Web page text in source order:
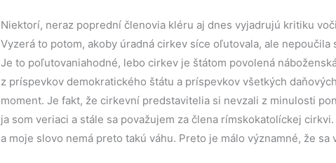
Niektorí, neraz poprední členovia kléru aj dnes vyjadrujú kritiku
Vyzerá to potom, akoby úradná cirkev síce oľutovala, ale nepoučila
Je to poľutovaniahodné, lebo cirkev je štátom povolená
z príspevkov demokratického štátu a príspevkov všetkých
moment. Je fakt, že cirkevní predstavitelia si nevzali z minulosti
ja som veriaci a stále sa považujem za člena rímskokatolíckej
a moje slovo nemá preto takú váhu. Preto je málo významné, že sa